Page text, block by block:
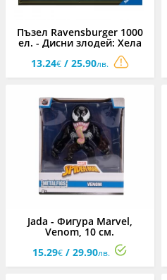
Пъзел Ravensburger 1000
ел. - Дисни злодей: Хела
13.24€/ 25.90лв.
Jada - Фигура Marvel,
Venom, 10 см.
15.29€ / 29.90лв.